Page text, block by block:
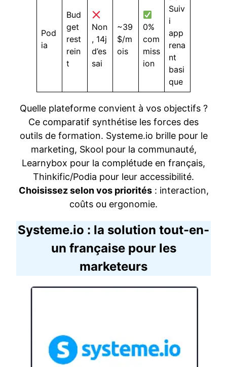
Pod
ia
Bud
get
rest
rein
t
Non
, 14j
d’es
sai
~39
$/m
ois
0%
com
miss
ion
Suiv
i
app
rena
nt
basi
que
Quelle plateforme convient à vos objectifs ?
Ce comparatif synthétise les forces des
outils de formation. Systeme.io brille pour le
marketing, Skool pour la communauté,
Learnybox pour la complétude en français,
Thinkific/Podia pour leur accessibilité.
Choisissez selon vos priorités: interaction,
coûts ou ergonomie.
Systeme.io : la solution tout-en-
un française pour les
marketeurs